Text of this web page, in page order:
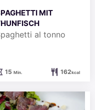
MIT
al tonno
15Minuten
Min. 162kcal